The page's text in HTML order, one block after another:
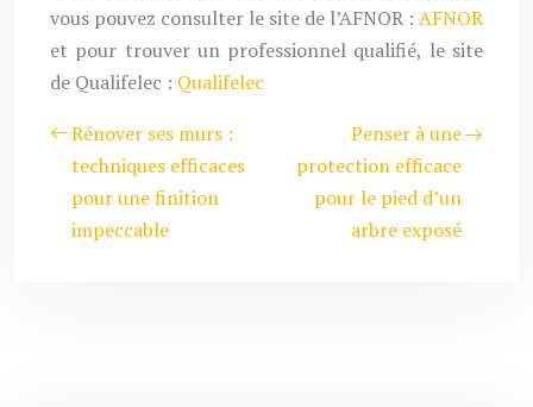
vous pouvez consulter le site de l’AFNOR : AFNOR
et pour trouver un professionnel qualifié, le site
de Qualifelec : Qualifelec
Rénover ses murs :
techniques efficaces
pour une finition
impeccable
Penser à une
protection efficace
pour le pied d’un
arbre exposé